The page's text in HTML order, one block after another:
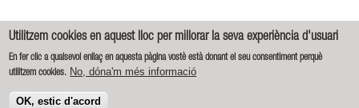
Utilitzem cookies en aquest lloc per millorar la seva experiència d'usuari
En fer clic a qualsevol enllaç en aquesta pàgina vostè està donant el seu consentiment perquè
utilitzem cookies. No, dóna'm més informació
OK, estic d'acord